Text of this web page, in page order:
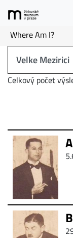
Where Am I?
Celkový počet